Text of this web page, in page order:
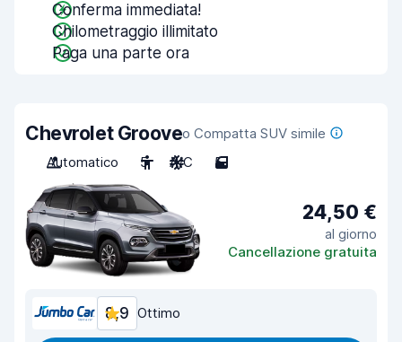
Conferma immediata!
Chilometraggio illimitato
Paga una parte ora
Chevrolet Grooveo Compatta SUV simile
Automatico
5 A/C 5
24,50 €
al giorno
Cancellazione gratuita
8,9 Ottimo